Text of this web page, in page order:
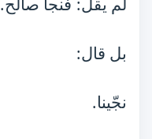
بل قال:
نجّينا.